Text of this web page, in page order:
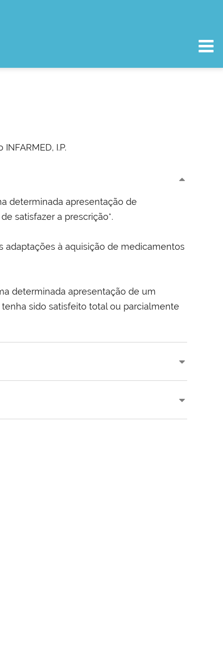
I.P.
determinada apresentação de
satisfazer a prescrição*.
adaptações à aquisição de medicamentos
determinada apresentação de um
sido satisfeito total ou parcialmente